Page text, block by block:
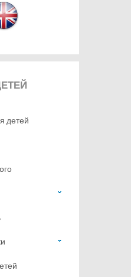
детей